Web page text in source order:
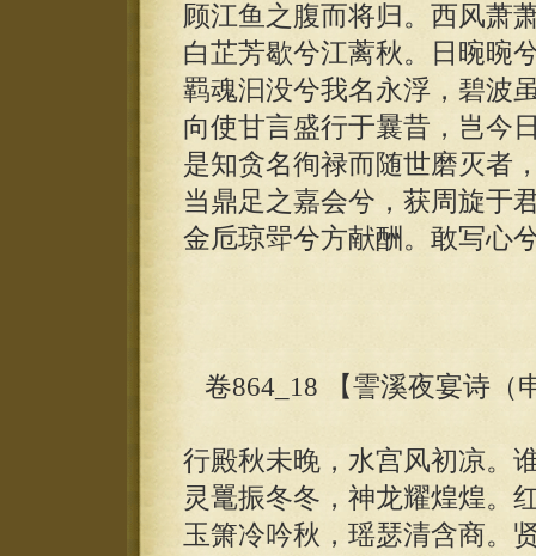
顾江鱼之腹而将归。西风萧
白芷芳歇兮江蓠秋。日晼晼
羁魂汩没兮我名永浮，碧波
向使甘言盛行于曩昔，岂今
是知贪名徇禄而随世磨灭者
当鼎足之嘉会兮，获周旋于
金卮琼斝兮方献酬。敢写心
卷864_18 【霅溪夜宴诗（
行殿秋未晚，水宫风初凉。
灵鼍振冬冬，神龙耀煌煌。
玉箫冷吟秋，瑶瑟清含商。